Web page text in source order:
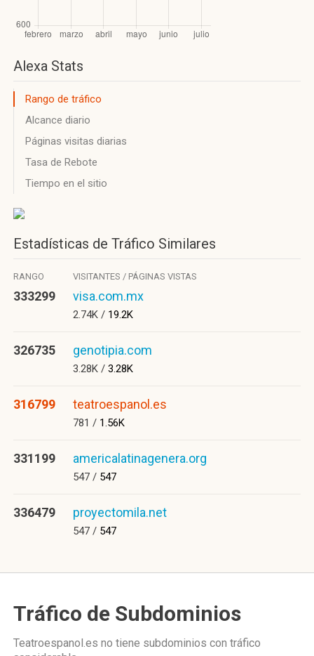
Alexa Stats
Rango de tráfico
Alcance diario
Páginas visitas diarias
Tasa de Rebote
Tiempo en el sitio
Estadísticas de Tráfico Similares
RANGO VISITANTES / PÁGINAS VISTAS
333299 visa.com.mx
2.74K / 19.2K
326735 genotipia.com
3.28K / 3.28K
316799 teatroespanol.es
781 / 1.56K
331199 americalatinagenera.org
547 / 547
336479 proyectomila.net
547 / 547
Tráfico de Subdominios
Teatroespanol.es no tiene subdominios con tráfico